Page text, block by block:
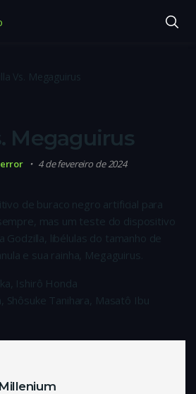
Vs. Megaguirus
Megaguirus
4 de fevereiro de 2024
de buraco negro artificial para
mas um teste do dispositivo
Godzilla, libélulas do tamanho de
e sua rainha, Megaguirus.
Ishirô Honda
Shôsuke Tanihara, Masatô Ibu
de Post